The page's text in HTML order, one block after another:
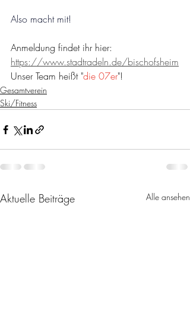
Also macht mit!
Anmeldung findet ihr hier:
https://www.stadtradeln.de/bischofsheim
Unser Team heißt "die 07er"!
Gesamtverein
Ski/Fitness
Aktuelle Beiträge Alle ansehen